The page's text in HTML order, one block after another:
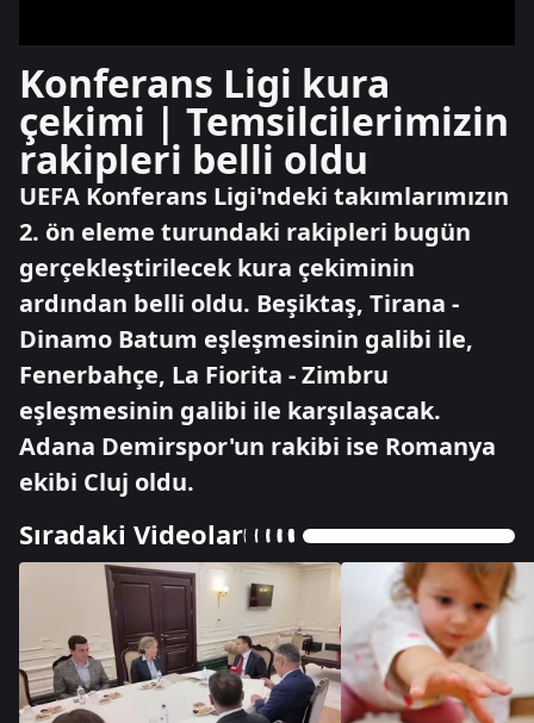
Konferans Ligi kura
çekimi | Temsilcilerimizin
rakipleri belli oldu
UEFA Konferans Ligi'ndeki takımlarımızın
2. ön eleme turundaki rakipleri bugün
gerçekleştirilecek kura çekiminin
ardından belli oldu. Beşiktaş, Tirana -
Dinamo Batum eşleşmesinin galibi ile,
Fenerbahçe, La Fiorita - Zimbru
eşleşmesinin galibi ile karşılaşacak.
Adana Demirspor'un rakibi ise Romanya
ekibi Cluj oldu.
Sıradaki Videolar